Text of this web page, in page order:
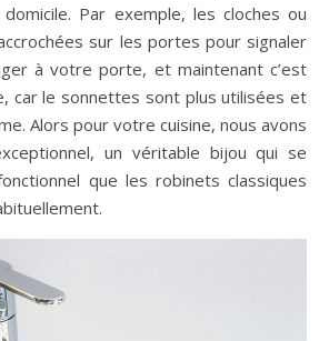
domicile. Par exemple, les cloches ou
sur les portes pour signaler
à votre porte, et maintenant c’est
car le sonnettes sont plus utilisées et
Alors pour votre cuisine, nous avons
un véritable bijou qui se
que les robinets classiques